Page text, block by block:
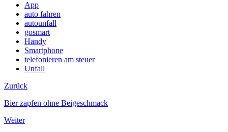
App
auto fahren
autounfall
gosmart
Handy
Smartphone
telefonieren am steuer
Unfall
Zurück
Bier zapfen ohne Beigeschmack
Weiter